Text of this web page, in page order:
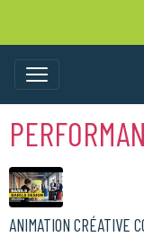
ANIMATION CRÉATIVE